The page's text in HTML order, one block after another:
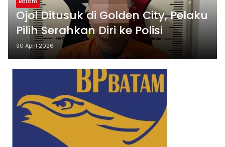
Ojol Ditusuk di Golden City, Pelaku
Pilih Serahkan Diri ke Polisi
30 April 2026